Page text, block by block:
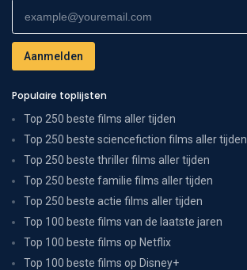
Populaire toplijsten
Top 250 beste films aller tijden
Top 250 beste sciencefiction films aller tijden
Top 250 beste thriller films aller tijden
Top 250 beste familie films aller tijden
Top 250 beste actie films aller tijden
Top 100 beste films van de laatste jaren
Top 100 beste films op Netflix
Top 100 beste films op Disney+